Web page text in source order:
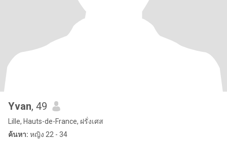
Yvan, 49
Lille, Hauts-de-France, ฝรั่งเศส
ค้นหา: หญิง 22 - 34